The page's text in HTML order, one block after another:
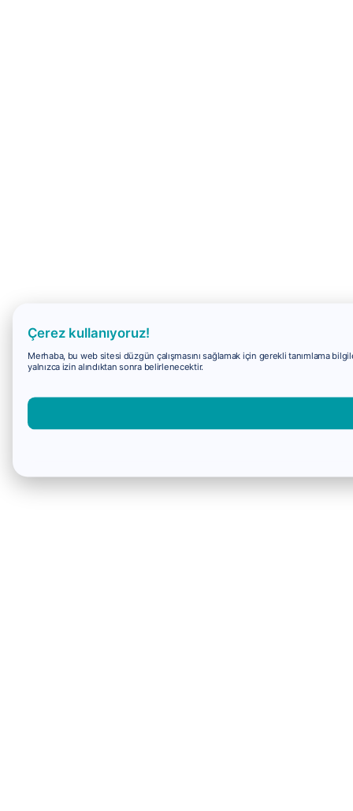
Çerez kullanıyoruz!
Merhaba, bu web sitesi düzgün çalışmasını sağlamak için gerekli tanımlama
yalnızca izin alındıktan sonra belirlenecektir.